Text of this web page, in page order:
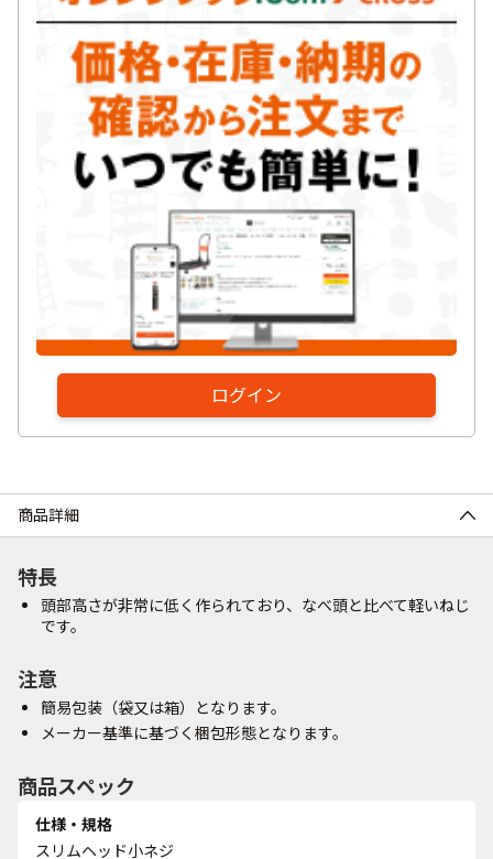
ログイン
商品詳細
特長
頭部高さが非常に低く作られており、なべ頭と比べて軽いねじ
です。
注意
簡易包装（袋又は箱）となります。
メーカー基準に基づく梱包形態となります。
商品スペック
仕様・規格
スリムヘッド小ネジ